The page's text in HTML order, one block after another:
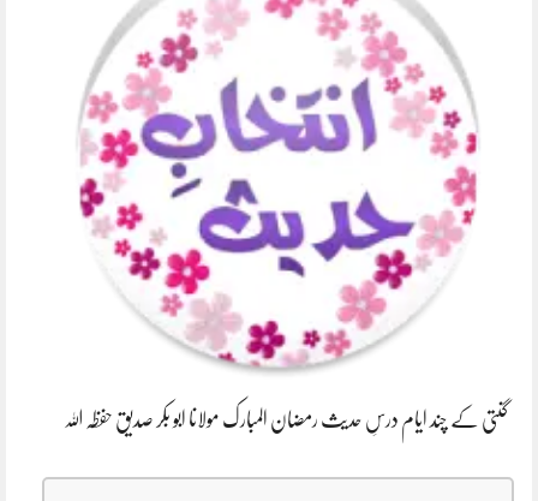
گنتی کے چند ایام درسِ حدیث رمضان المبارک مولانا ابو بکر صدیق حفظہ اللہ